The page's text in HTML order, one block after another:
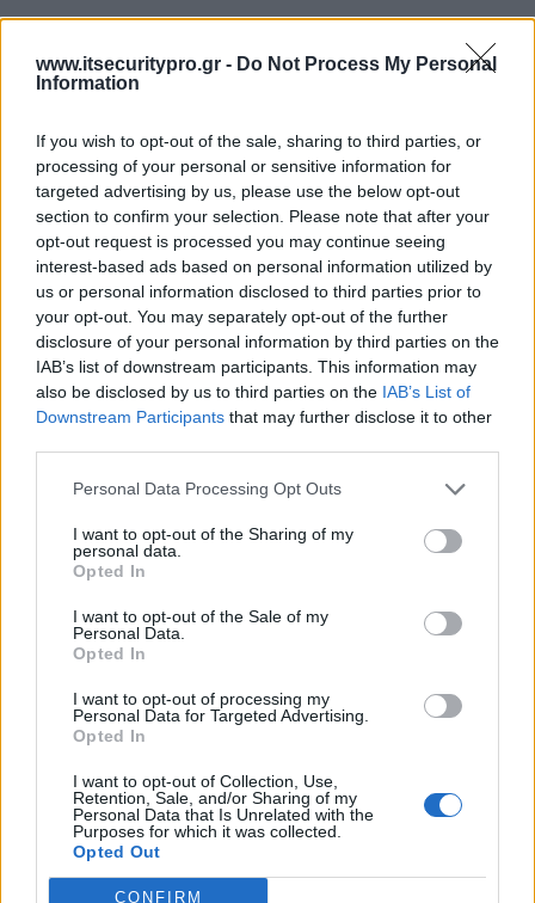
www.itsecuritypro.gr - Do Not Process My Personal
Information
If you wish to opt-out of the sale, sharing to third parties, or
processing of your personal or sensitive information for
targeted advertising by us, please use the below opt-out
section to confirm your selection. Please note that after your
opt-out request is processed you may continue seeing
interest-based ads based on personal information utilized by
us or personal information disclosed to third parties prior to
your opt-out. You may separately opt-out of the further
disclosure of your personal information by third parties on the
IAB’s list of downstream participants. This information may
also be disclosed by us to third parties on the IAB’s List of
Downstream Participants that may further disclose it to other
Personal Data Processing Opt Outs
I want to opt-out of the Sharing of my
personal data.
Opted In
I want to opt-out of the Sale of my
Personal Data.
Opted In
I want to opt-out of processing my
Personal Data for Targeted Advertising.
Opted In
I want to opt-out of Collection, Use,
Retention, Sale, and/or Sharing of my
Personal Data that Is Unrelated with the
Purposes for which it was collected.
Opted Out
CONFIRM